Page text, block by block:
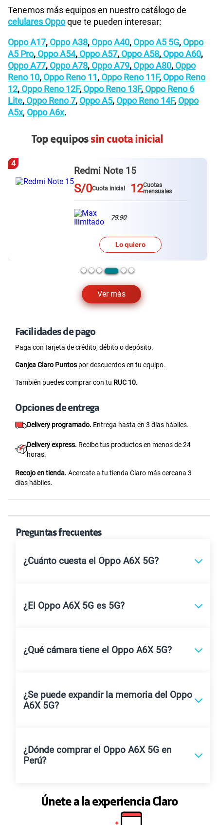
Tenemos más equipos en nuestro catálogo de
celulares Oppoque te pueden interesar:
Oppo A17, Oppo A38, Oppo A40, Oppo A5 5G, Oppo
A5 Pro, Oppo A54, Oppo A57, Oppo A58, Oppo A60,
Oppo A77, Oppo A78, Oppo A79, Oppo A80, Oppo
Reno 10, Oppo Reno 11, Oppo Reno 11F, Oppo Reno
12, Oppo Reno 12F, Oppo Reno 13F, Oppo Reno 6
Lite, Oppo Reno 7, Oppo A5, Oppo Reno 14F, Oppo
A5x, Oppo A6x.
Top equipossin cuota inicial
Ver más
4
Redmi Note 15
S/0Cuota inicial 12Cuotas
mensuales
79.90
Lo quiero
Facilidades de pago
Paga con tarjeta de crédito, débito o depósito.
Canjea Claro Puntos por descuentos en tu equipo.
También puedes comprar con tu RUC 10.
Opciones de entrega
Delivery programado. Entrega hasta en 3 días hábiles.
Delivery express. Recibe tus productos en menos de 24
horas.
Recojo en tienda. Acercate a tu tienda Claro más cercana 3
días hábiles.
Preguntas frecuentes
¿Cuánto cuesta el Oppo A6X 5G?
¿El Oppo A6X 5G es 5G?
¿Qué cámara tiene el Oppo A6X 5G?
¿Se puede expandir la memoria del Oppo
A6X 5G?
¿Dónde comprar el Oppo A6X 5G en
Perú?
Únete a la experiencia Claro